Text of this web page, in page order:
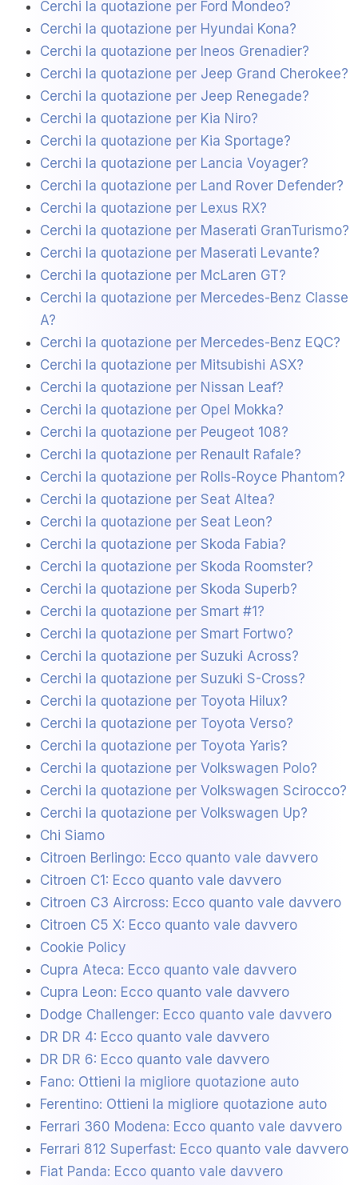
Cerchi la quotazione per Ford Mondeo?
Cerchi la quotazione per Hyundai Kona?
Cerchi la quotazione per Ineos Grenadier?
Cerchi la quotazione per Jeep Grand Cherokee?
Cerchi la quotazione per Jeep Renegade?
Cerchi la quotazione per Kia Niro?
Cerchi la quotazione per Kia Sportage?
Cerchi la quotazione per Lancia Voyager?
Cerchi la quotazione per Land Rover Defender?
Cerchi la quotazione per Lexus RX?
Cerchi la quotazione per Maserati GranTurismo?
Cerchi la quotazione per Maserati Levante?
Cerchi la quotazione per McLaren GT?
Cerchi la quotazione per Mercedes-Benz Classe
A?
Cerchi la quotazione per Mercedes-Benz EQC?
Cerchi la quotazione per Mitsubishi ASX?
Cerchi la quotazione per Nissan Leaf?
Cerchi la quotazione per Opel Mokka?
Cerchi la quotazione per Peugeot 108?
Cerchi la quotazione per Renault Rafale?
Cerchi la quotazione per Rolls-Royce Phantom?
Cerchi la quotazione per Seat Altea?
Cerchi la quotazione per Seat Leon?
Cerchi la quotazione per Skoda Fabia?
Cerchi la quotazione per Skoda Roomster?
Cerchi la quotazione per Skoda Superb?
Cerchi la quotazione per Smart #1?
Cerchi la quotazione per Smart Fortwo?
Cerchi la quotazione per Suzuki Across?
Cerchi la quotazione per Suzuki S-Cross?
Cerchi la quotazione per Toyota Hilux?
Cerchi la quotazione per Toyota Verso?
Cerchi la quotazione per Toyota Yaris?
Cerchi la quotazione per Volkswagen Polo?
Cerchi la quotazione per Volkswagen Scirocco?
Cerchi la quotazione per Volkswagen Up?
Chi Siamo
Citroen Berlingo: Ecco quanto vale davvero
Citroen C1: Ecco quanto vale davvero
Citroen C3 Aircross: Ecco quanto vale davvero
Citroen C5 X: Ecco quanto vale davvero
Cookie Policy
Cupra Ateca: Ecco quanto vale davvero
Cupra Leon: Ecco quanto vale davvero
Dodge Challenger: Ecco quanto vale davvero
DR DR 4: Ecco quanto vale davvero
DR DR 6: Ecco quanto vale davvero
Fano: Ottieni la migliore quotazione auto
Ferentino: Ottieni la migliore quotazione auto
Ferrari 360 Modena: Ecco quanto vale davvero
Ferrari 812 Superfast: Ecco quanto vale davvero
Fiat Panda: Ecco quanto vale davvero